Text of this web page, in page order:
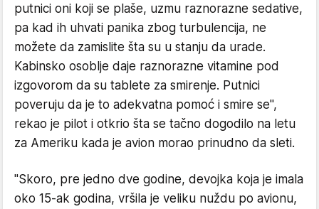
putnici oni koji se plaše, uzmu raznorazne sedative,
pa kad ih uhvati panika zbog turbulencija, ne
možete da zamislite šta su u stanju da urade.
Kabinsko osoblje daje raznorazne vitamine pod
izgovorom da su tablete za smirenje. Putnici
poveruju da je to adekvatna pomoć i smire se",
rekao je pilot i otkrio šta se tačno dogodilo na letu
za Ameriku kada je avion morao prinudno da sleti.
"Skoro, pre jedno dve godine, devojka koja je imala
oko 15-ak godina, vršila je veliku nuždu po avionu,